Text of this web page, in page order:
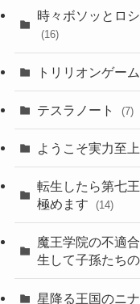
時々ボソッとロ
(16)
トリリオンゲーム
テスラノート (7)
ようこそ実力至
転生したら第七
極めます
(14)
魔王学院の不適
生して子孫たち
星降る王国のニナ